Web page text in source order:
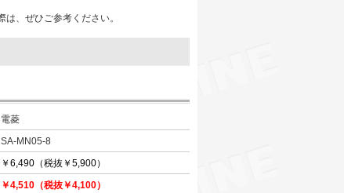
、ぜひご参考ください。
電菱
SA-MN05-8
￥6,490（税抜￥5,900）
￥4,510（税抜￥4,100）